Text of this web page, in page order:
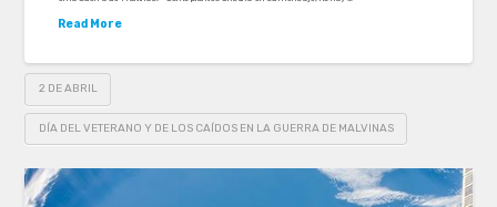
Read More
2 DE ABRIL
DÍA DEL VETERANO Y DE LOS CAÍDOS EN LA GUERRA DE MALVINAS